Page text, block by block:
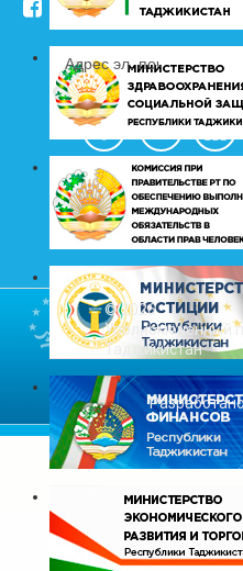
/kudakon
© 2026
Уполномоченный
Таджикистан